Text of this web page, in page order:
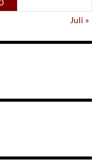
Juli »